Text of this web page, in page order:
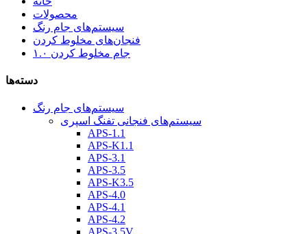
محصولات
سیستم‌های جام رنگ
فنجان‌های مخلوط کردن
جام مخلوط کردن ۱.۰
دسته‌ها
سیستم‌های جام رنگ
سیستم‌های فنجانی تفنگ اسپری
APS-1.1
APS-K1.1
APS-3.1
APS-3.5
APS-K3.5
APS-4.0
APS-4.1
APS-4.2